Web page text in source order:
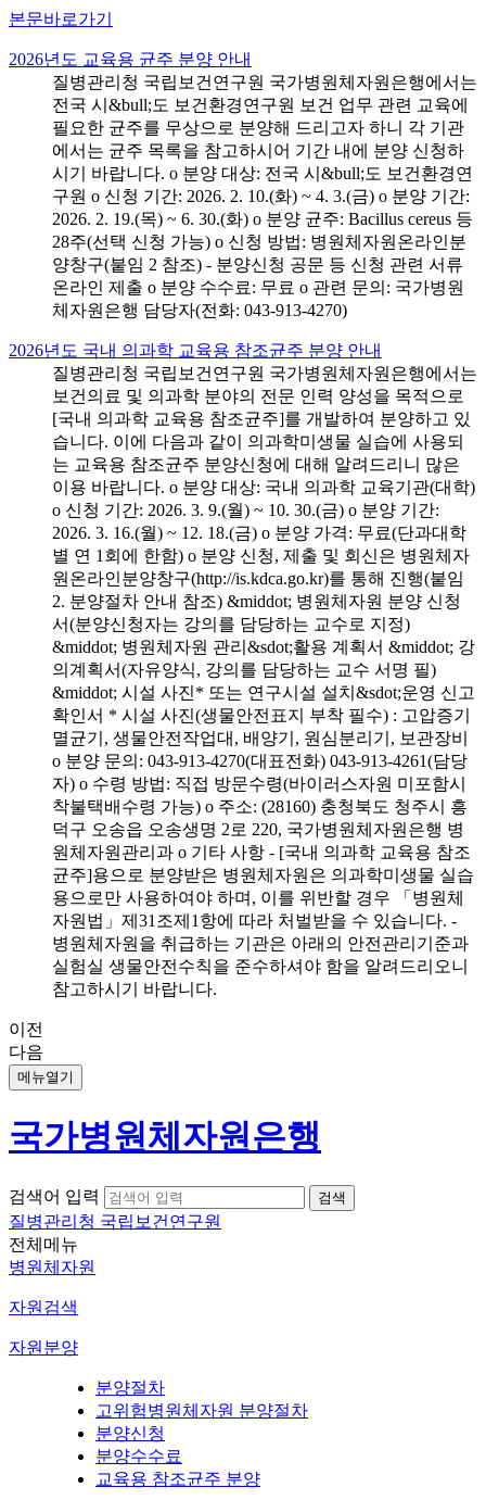
본문바로가기
2026년도 교육용 균주 분양 안내
질병관리청 국립보건연구원 국가병원체자원은행에서는
전국 시&bull;도 보건환경연구원 보건 업무 관련 교육에
필요한 균주를 무상으로 분양해 드리고자 하니 각 기관
에서는 균주 목록을 참고하시어 기간 내에 분양 신청하
시기 바랍니다. o 분양 대상: 전국 시&bull;도 보건환경연
구원 o 신청 기간: 2026. 2. 10.(화) ~ 4. 3.(금) o 분양 기간:
2026. 2. 19.(목) ~ 6. 30.(화) o 분양 균주: Bacillus cereus 등
28주(선택 신청 가능) o 신청 방법: 병원체자원온라인분
양창구(붙임 2 참조) - 분양신청 공문 등 신청 관련 서류
온라인 제출 o 분양 수수료: 무료 o 관련 문의: 국가병원
체자원은행 담당자(전화: 043-913-4270)
2026년도 국내 의과학 교육용 참조균주 분양 안내
질병관리청 국립보건연구원 국가병원체자원은행에서는
보건의료 및 의과학 분야의 전문 인력 양성을 목적으로
[국내 의과학 교육용 참조균주]를 개발하여 분양하고 있
습니다. 이에 다음과 같이 의과학미생물 실습에 사용되
는 교육용 참조균주 분양신청에 대해 알려드리니 많은
이용 바랍니다. o 분양 대상: 국내 의과학 교육기관(대학)
o 신청 기간: 2026. 3. 9.(월) ~ 10. 30.(금) o 분양 기간:
2026. 3. 16.(월) ~ 12. 18.(금) o 분양 가격: 무료(단과대학
별 연 1회에 한함) o 분양 신청, 제출 및 회신은 병원체자
원온라인분양창구(http://is.kdca.go.kr)를 통해 진행(붙임
2. 분양절차 안내 참조) &middot; 병원체자원 분양 신청
서(분양신청자는 강의를 담당하는 교수로 지정)
&middot; 병원체자원 관리&sdot;활용 계획서 &middot; 강
의계획서(자유양식, 강의를 담당하는 교수 서명 필)
&middot; 시설 사진* 또는 연구시설 설치&sdot;운영 신고
확인서 * 시설 사진(생물안전표지 부착 필수) : 고압증기
멸균기, 생물안전작업대, 배양기, 원심분리기, 보관장비
o 분양 문의: 043-913-4270(대표전화) 043-913-4261(담당
자) o 수령 방법: 직접 방문수령(바이러스자원 미포함시
착불택배수령 가능) o 주소: (28160) 충청북도 청주시 흥
덕구 오송읍 오송생명 2로 220, 국가병원체자원은행 병
원체자원관리과 o 기타 사항 - [국내 의과학 교육용 참조
균주]용으로 분양받은 병원체자원은 의과학미생물 실습
용으로만 사용하여야 하며, 이를 위반할 경우 「병원체
자원법」제31조제1항에 따라 처벌받을 수 있습니다. -
병원체자원을 취급하는 기관은 아래의 안전관리기준과
실험실 생물안전수칙을 준수하셔야 함을 알려드리오니
참고하시기 바랍니다.
이전
다음
메뉴열기
국가병원체자원은행
검색어 입력
질병관리청 국립보건연구원
전체메뉴
병원체자원
자원검색
자원분양
분양절차
고위험병원체자원 분양절차
분양신청
분양수수료
교육용 참조균주 분양